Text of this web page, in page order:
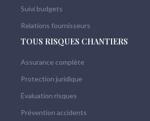
Suivi budgets
Relations fournisseurs
TOUS RISQUES CHANTIERS
Assurance complète
Protection juridique
Évaluation risques
Prévention accidents